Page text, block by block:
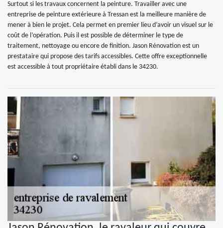
Surtout si les travaux concernent la peinture. Travailler avec une
entreprise de peinture extérieure à Tressan est la meilleure manière de
mener à bien le projet. Cela permet en premier lieu d’avoir un visuel sur le
coût de l’opération. Puis il est possible de déterminer le type de
traitement, nettoyage ou encore de finition. Jason Rénovation est un
prestataire qui propose des tarifs accessibles. Cette offre exceptionnelle
est accessible à tout propriétaire établi dans le 34230.